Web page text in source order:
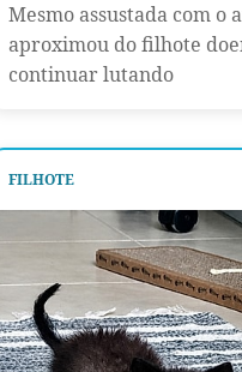
Mesmo assustada com o
aproximou do filhote
continuar lutando
FILHOTE